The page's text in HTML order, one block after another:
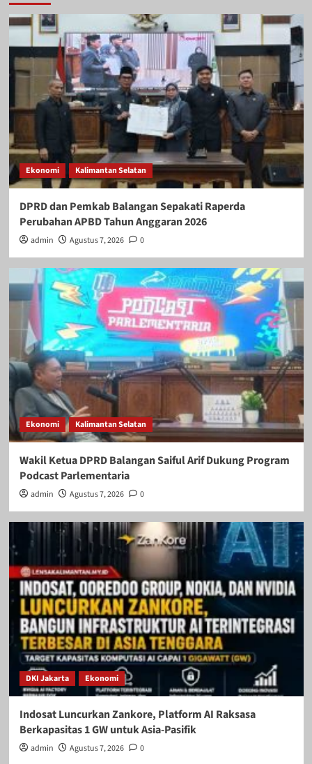
Ekonomi Kalimantan Selatan
DPRD dan Pemkab Balangan Sepakati Raperda
Perubahan APBD Tahun Anggaran 2026
admin Agustus 7, 2026 0
Ekonomi Kalimantan Selatan
Wakil Ketua DPRD Balangan Saiful Arif Dukung Program
Podcast Parlementaria
admin Agustus 7, 2026 0
DKI Jakarta Ekonomi
Indosat Luncurkan Zankore, Platform AI Raksasa
Berkapasitas 1 GW untuk Asia-Pasifik
admin Agustus 7, 2026 0